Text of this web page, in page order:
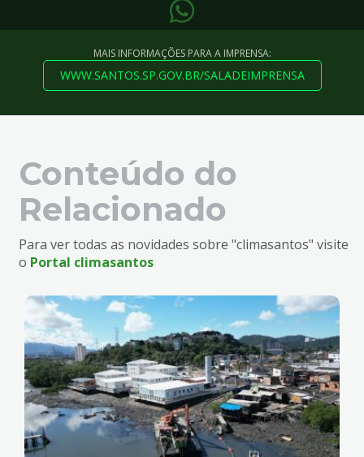
MAIS INFORMAÇÕES PARA A IMPRENSA:
WWW.SANTOS.SP.GOV.BR/SALADEIMPRENSA
Conteúdo do
Relacionado
Para ver todas as novidades sobre "climasantos" visite
o Portal climasantos